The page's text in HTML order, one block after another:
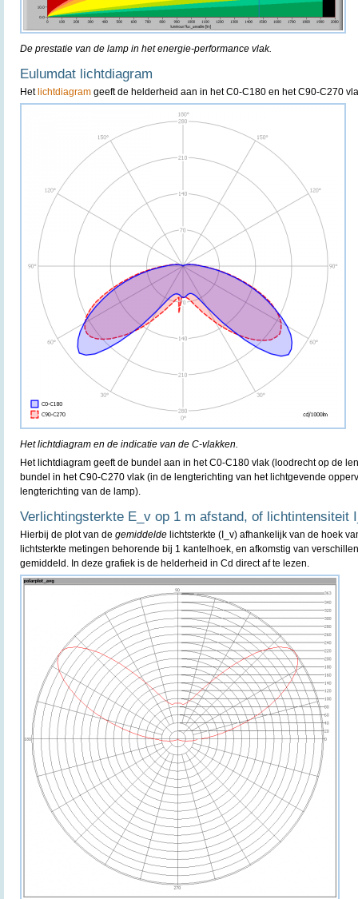
De prestatie van de lamp in het energie-performance vlak.
Eulumdat lichtdiagram
Het lichtdiagram geeft de helderheid aan in het C0-C180 en het C90-C270
Het lichtdiagram en de indicatie van de C-vlakken.
Het lichtdiagram geeft de bundel aan in het C0-C180 vlak (loodrecht op de
bundel in het C90-C270 vlak (in de lengterichting van het lichtgevende
lengterichting van de lamp).
Verlichtingsterkte E_v op 1 m afstand, of lichtintensiteit
Hierbij de plot van de gemiddelde lichtsterkte (I_v) afhankelijk van de hoek
lichtsterkte metingen behorende bij 1 kantelhoek, en afkomstig van
gemiddeld. In deze grafiek is de helderheid in Cd direct af te lezen.